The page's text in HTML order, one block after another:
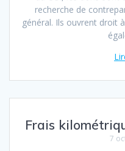
recherche de
général. Ils ouvrent droit
Frais
7